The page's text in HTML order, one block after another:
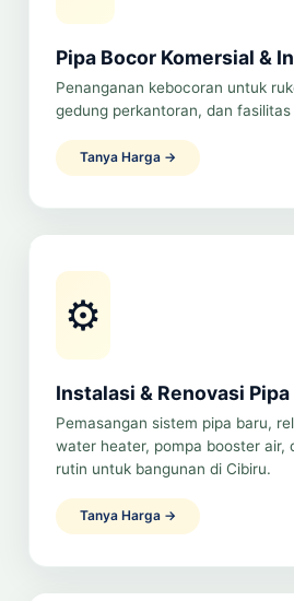
Pipa Bocor Komersial &
Penanganan kebocoran untuk
gedung perkantoran, dan fasilitas
Tanya Harga →
⚙️
Instalasi & Renovasi Pipa
Pemasangan sistem pipa baru,
water heater, pompa booster air,
rutin untuk bangunan di Cibiru.
Tanya Harga →